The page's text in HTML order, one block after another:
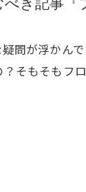
問が浮かん
そもそもフ